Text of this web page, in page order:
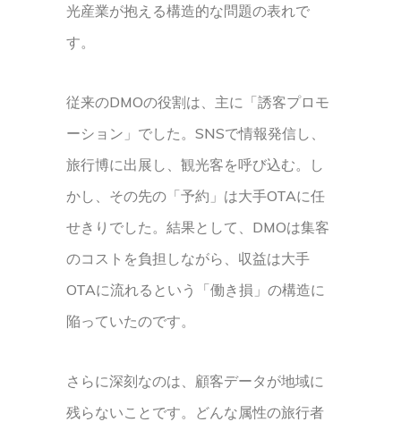
光産業が抱える構造的な問題の表れで
す。
従来のDMOの役割は、主に「誘客プロモ
ーション」でした。SNSで情報発信し、
旅行博に出展し、観光客を呼び込む。し
かし、その先の「予約」は大手OTAに任
せきりでした。結果として、DMOは集客
のコストを負担しながら、収益は大手
OTAに流れるという「働き損」の構造に
陥っていたのです。
さらに深刻なのは、顧客データが地域に
残らないことです。どんな属性の旅行者